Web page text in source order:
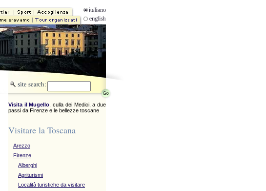
Visita il Mugello , culla dei Medici, a due
passi da Firenze e le bellezze toscane
Visitare la Toscana
Arezzo
Firenze
Alberghi
Agriturismi
Località turistiche da visitare